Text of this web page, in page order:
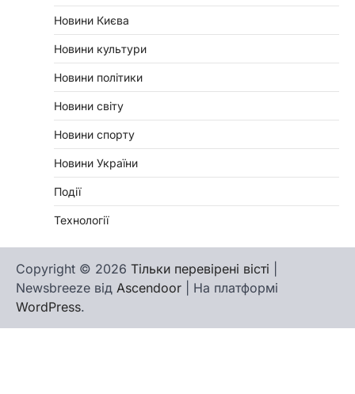
Новини Києва
Новини культури
Новини політики
Новини світу
Новини спорту
Новини України
Події
Технології
Copyright © 2026 Тільки перевірені вісті
Newsbreeze від Ascendoor | На платформі
WordPress.